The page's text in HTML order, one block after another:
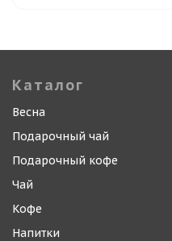
Каталог
Весна
Подарочный чай
Подарочный кофе
Чай
Кофе
Напитки